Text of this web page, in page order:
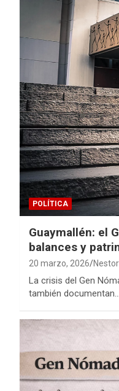
POLÍTICA
Guaymallén: el
balances y
20 marzo, 2026
La crisis del Gen
también documentan…